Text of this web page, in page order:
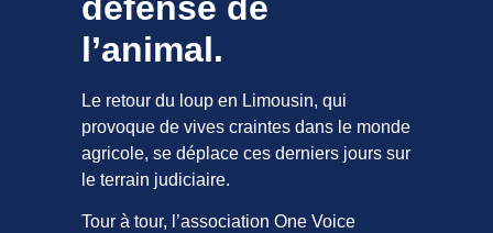
l’animal.
Le retour du loup en Limousin, qui
provoque de vives craintes dans le monde
agricole, se déplace ces derniers jours sur
le terrain judiciaire.
Tour à tour, l’association One Voice